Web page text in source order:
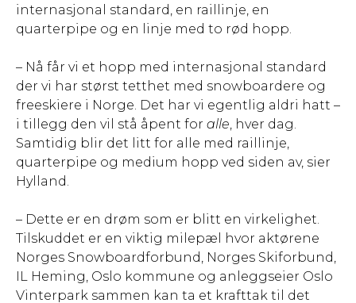
internasjonal standard, en raillinje, en
quarterpipe og en linje med to rød hopp.
– Nå får vi et hopp med internasjonal standard
der vi har størst tetthet med snowboardere og
freeskiere i Norge. Det har vi egentlig aldri hatt –
i tillegg den vil stå åpent for alle, hver dag.
Samtidig blir det litt for alle med raillinje,
quarterpipe og medium hopp ved siden av, sier
Hylland.
– Dette er en drøm som er blitt en virkelighet.
Tilskuddet er en viktig milepæl hvor aktørene
Norges Snowboardforbund, Norges Skiforbund,
IL Heming, Oslo kommune og anleggseier Oslo
Vinterpark sammen kan ta et krafttak til det